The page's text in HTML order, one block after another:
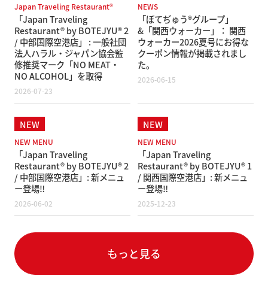
Japan Traveling Restaurant®
「Japan Traveling
Restaurant® by BOTEJYU® 2
/ 中部国際空港店」 : 一般社団
法人ハラル・ジャパン協会監
修推奨マーク「NO MEAT・
NO ALCOHOL」を取得
2026-07-23
NEWS
「ぼてぢゅう®グループ」
&「関西ウォーカー」： 関西
ウォーカー2026夏号にお得な
クーポン情報が掲載されまし
た。
2026-06-15
NEW MENU
「Japan Traveling
Restaurant® by BOTEJYU® 2
/ 中部国際空港店」: 新メニュ
ー登場‼️
2026-06-02
NEW MENU
「Japan Traveling
Restaurant® by BOTEJYU® 1
/ 関西国際空港店」: 新メニュ
ー登場‼️
2025-12-23
もっと見る